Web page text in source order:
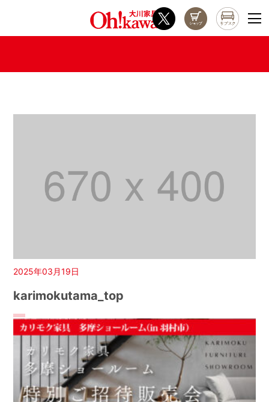
2025年03月19日
karimokutama_top